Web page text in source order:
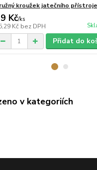
kroužek jatečního přístroje
Kč/ks
Kč bez DPH
Přidat do
v kategoriích